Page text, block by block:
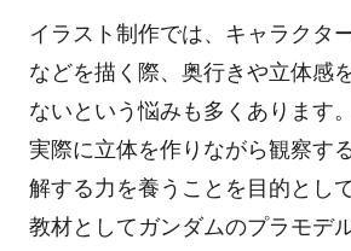
イラスト制作では、キャラクタ
などを描く際、奥行きや立体感
ないという悩みも多くあります
実際に立体を作りながら観察す
解する力を養うことを目的とし
教材としてガンダムのプラモデ